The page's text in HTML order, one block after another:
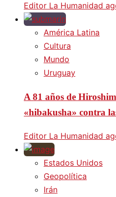
Editor La Humanidad
América Latina
Cultura
Mundo
Uruguay
A 81 años de
«hibakusha» contra
Editor La Humanidad
Estados Unidos
Geopolítica
Irán